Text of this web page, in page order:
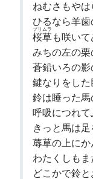
ねむさもや
ひるなら羊
桜草
プリムラ
も咲いて
みちの左の栗
蒼鉛いろの影
鍵なりをし
鈴は睡った
呼吸につれ
きっと馬は足
蓐草の上に
わたくしも
どこかで鈴